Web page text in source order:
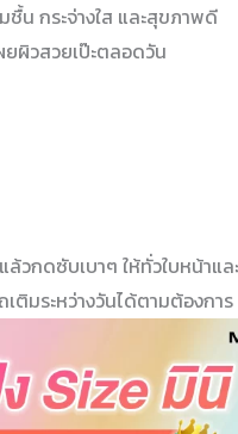
ชื้น กระจ่างใส และสุขภาพดี
ผิวสวยเป๊ะตลอดวัน
วกดซับเบาๆ ให้ทั่วใบหน้าแล
เติมระหว่างวันได้ตามต้องการ